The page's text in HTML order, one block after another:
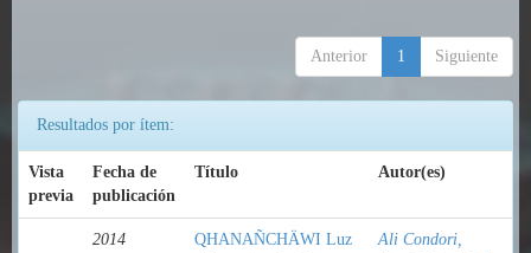
Anterior 1 Siguiente
Resultados por ítem:
Vista
previa
Fecha de
publicación
Título Autor(es)
2014
QHANAÑCHÄWI Luz
Ali Condori,